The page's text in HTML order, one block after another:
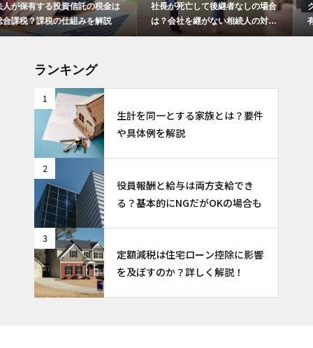
社長が死亡して後継者なしの場合
は？会社を継がない相続人の対応
と選択肢
グループ通算制度は不動産法人に
有効？税理士がわかりやすく解説
ランキング
1
生計を同一とする家族とは？要件
や具体例を解説
2
役員報酬と給与は両方支給でき
る？基本的にNGだがOKの場合も
3
定額減税は住宅ローン控除に影響
を及ぼすのか？詳しく解説！